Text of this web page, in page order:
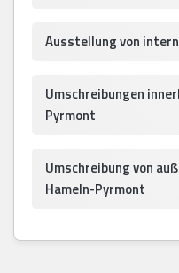
Ausstellung von
Umschreibungen
Pyrmont
Umschreibung von
Hameln-Pyrmont